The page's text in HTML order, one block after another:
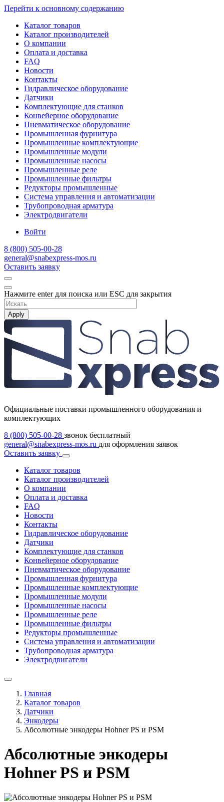
Перейти к основному содержанию
Каталог товаров
Каталог производителей
О компании
Оплата и доставка
FAQ
Новости
Контакты
Гидравлическое оборудование
Датчики
Комплектующие для станков
Конвейерное оборудование
Пневматическое оборудование
Промышленная фурнитура
Промышленные комплектующие
Промышленные модули
Промышленные насосы
Промышленные реле
Промышленные фильтры
Редукторы промышленные
Система управления и автоматизации
Трубопроводная арматура
Электродвигатели
Войти
8 (800) 505-00-28
general@snabexpress-mos.ru
Оставить заявку
Нажмите enter для поиска или ESC для закрытия
Apply
Официальные поставки промышленного оборудования и
комплектующих
8 (800) 505-00-28 звонок бесплатный
general@snabexpress-mos.ru для оформления заявок
Оставить заявку
Каталог товаров
Каталог производителей
О компании
Оплата и доставка
FAQ
Новости
Контакты
Гидравлическое оборудование
Датчики
Комплектующие для станков
Конвейерное оборудование
Пневматическое оборудование
Промышленная фурнитура
Промышленные комплектующие
Промышленные модули
Промышленные насосы
Промышленные реле
Промышленные фильтры
Редукторы промышленные
Система управления и автоматизации
Трубопроводная арматура
Электродвигатели
Главная
Каталог товаров
Датчики
Энкодеры
Абсолютные энкодеры Hohner PS и PSM
Абсолютные энкодеры
Hohner PS и PSM